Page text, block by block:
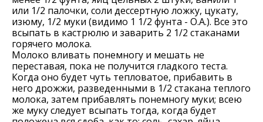
или 1/2 палочки, соли дессертную ложку, цукату,
изюму, 1/2 муки (видимо 1 1/2 фунта - О.А.). Все это
всыпать в кастрюлю и заварить 2 1/2 стаканами
горячего молока.
Молоко вливать понемногу и мешать не
переставая, пока не получится гладкого теста.
Когда оно будет чуть тепловатое, прибавить в
него дрожжи, разведенными в 1/2 стакана теплого
молока, затем прибавлять понемногу муки; всею
же муку следует всыпать тогда, когда будет